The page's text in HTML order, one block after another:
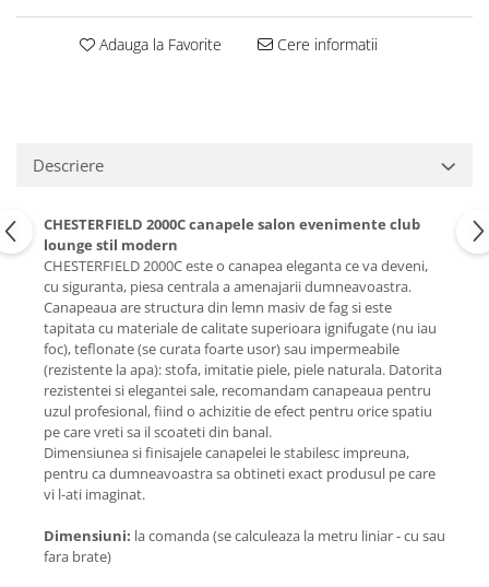
Adauga la Favorite Cere informatii
Descriere
CHESTERFIELD 2000C canapele salon evenimente club
lounge stil modern
CHESTERFIELD 2000C este o canapea eleganta ce va deveni,
cu siguranta, piesa centrala a amenajarii dumneavoastra.
Canapeaua are structura din lemn masiv de fag si este
tapitata cu materiale de calitate superioara ignifugate (nu iau
foc), teflonate (se curata foarte usor) sau impermeabile
(rezistente la apa): stofa, imitatie piele, piele naturala. Datorita
rezistentei si elegantei sale, recomandam canapeaua pentru
uzul profesional, fiind o achizitie de efect pentru orice spatiu
pe care vreti sa il scoateti din banal.
Dimensiunea si finisajele canapelei le stabilesc impreuna,
pentru ca dumneavoastra sa obtineti exact produsul pe care
vi l-ati imaginat.
Dimensiuni: la comanda (se calculeaza la metru liniar - cu sau
fara brate)